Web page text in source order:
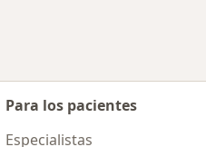
Para los pacientes
Especialistas